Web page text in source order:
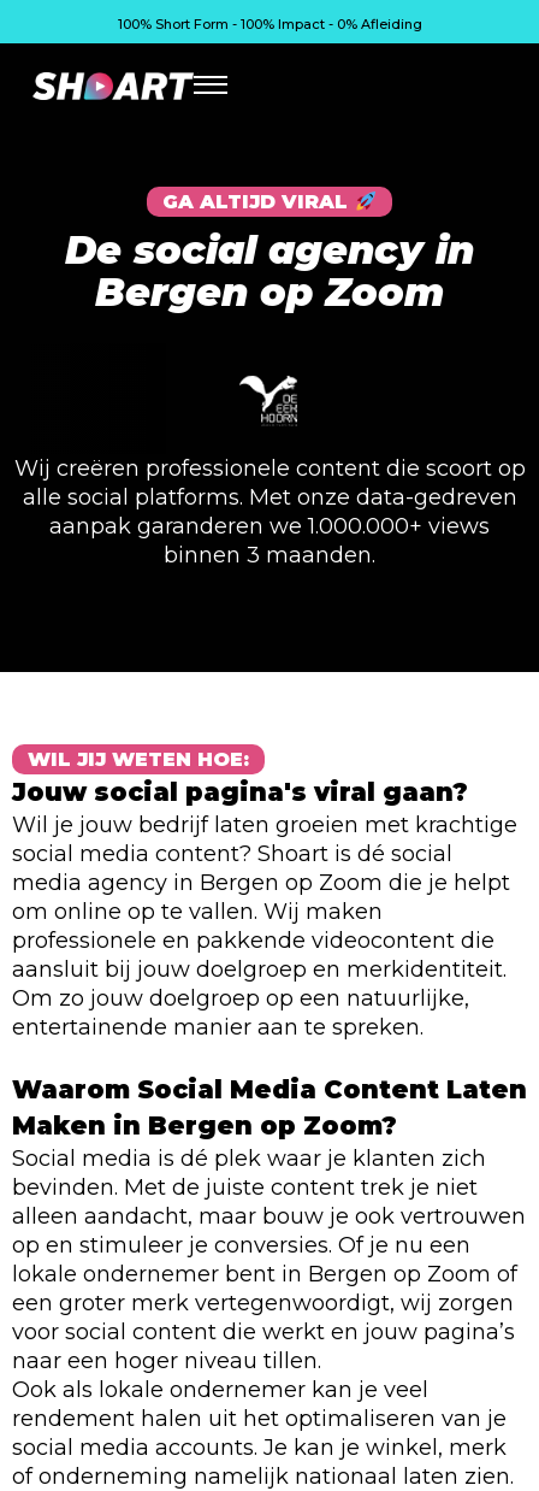
100% Short Form - 100% Impact - 0% Afleiding
GA ALTIJD VIRAL
De social agency in
Bergen op Zoom
Wij creëren professionele content die scoort op
alle social platforms. Met onze data-gedreven
aanpak garanderen we 1.000.000+ views
binnen 3 maanden.
WIL JIJ WETEN HOE:
Jouw social pagina's viral gaan?
Wil je jouw bedrijf laten groeien met krachtige
social media content? Shoart is dé social
media agency in Bergen op Zoom die je helpt
om online op te vallen. Wij maken
professionele en pakkende videocontent die
aansluit bij jouw doelgroep en merkidentiteit.
Om zo jouw doelgroep op een natuurlijke,
entertainende manier aan te spreken.
Waarom Social Media Content Laten
Maken in Bergen op Zoom?
Social media is dé plek waar je klanten zich
bevinden. Met de juiste content trek je niet
alleen aandacht, maar bouw je ook vertrouwen
op en stimuleer je conversies. Of je nu een
lokale ondernemer bent in Bergen op Zoom of
een groter merk vertegenwoordigt, wij zorgen
voor social content die werkt en jouw pagina’s
naar een hoger niveau tillen.
Ook als lokale ondernemer kan je veel
rendement halen uit het optimaliseren van je
social media accounts. Je kan je winkel, merk
of onderneming namelijk nationaal laten zien.